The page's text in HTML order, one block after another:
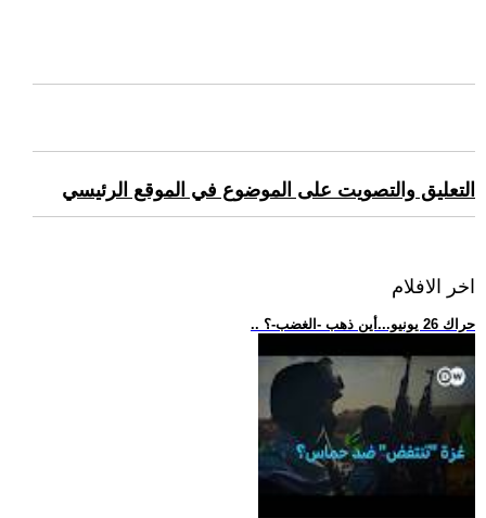
التعليق والتصويت على الموضوع في الموقع الرئيسي
اخر الافلام
.. حراك 26 يونيو...أين ذهب -الغضب-؟